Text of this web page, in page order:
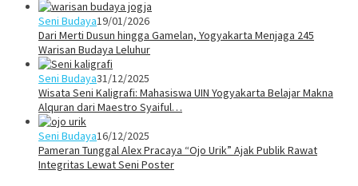
Seni Budaya19/01/2026
Dari Merti Dusun hingga Gamelan, Yogyakarta Menjaga 245
Warisan Budaya Leluhur
Seni Budaya31/12/2025
Wisata Seni Kaligrafi: Mahasiswa UIN Yogyakarta Belajar Makna
Alquran dari Maestro Syaiful…
Seni Budaya16/12/2025
Pameran Tunggal Alex Pracaya “Ojo Urik” Ajak Publik Rawat
Integritas Lewat Seni Poster